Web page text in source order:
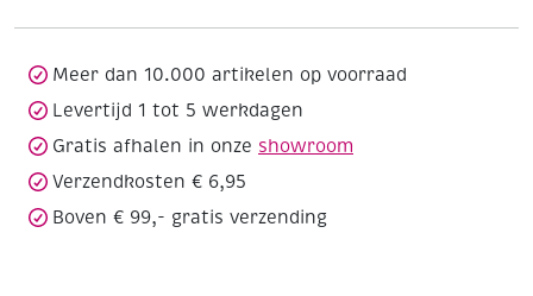
Meer dan 10.000 artikelen op voorraad
Levertijd 1 tot 5 werkdagen
Gratis afhalen in onze showroom
Verzendkosten € 6,95
Boven € 99,- gratis verzending